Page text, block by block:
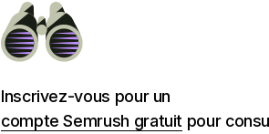
Inscrivez-vous pour un
compte Semrush gratuit pour